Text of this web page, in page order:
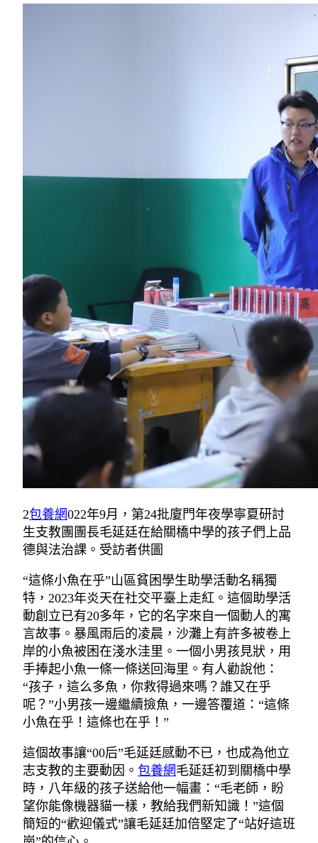
2包養網022年9月，第24批廈門年夜學寧夏研討
生支教團團長毛延廷在給關橋中學的孩子們上品
德與法治課。受訪者供圖
“這條小魚在乎”山區貧困學生助學活動名稱獨
特，2023年炎天在社交平臺上走紅。這個助學活
動創立已有20多年，它的名字來自一個動人的寓
言故事。暴風雨后的凌晨，沙灘上有許多被卷上
岸的小魚被困在淺水洼里。一個小男孩見狀，用
手捧起小魚一條一條送回海里。有人勸說他：
“孩子，這么多魚，你救得過來嗎？誰又在乎
呢？”小男孩一邊繼續撿魚，一邊答覆道：“這條
小魚在乎！這條也在乎！”
這個故事讓“00后”毛延廷感動不已，也成為他立
志支教的主要動因。 包養網毛延廷初到關橋中學
時，八年級的孩子送給他一幅畫：“毛老師，盼
望你能像機器貓一樣，教給我們新知識！”這個
簡短的“歡迎儀式”讓毛延廷加倍堅定了“站好這班